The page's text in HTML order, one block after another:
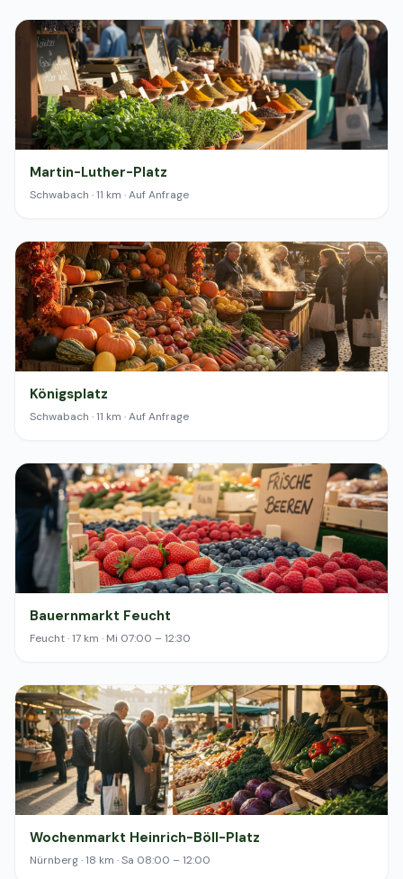
Martin-Luther-Platz
Schwabach · 11 km · Auf Anfrage
Königsplatz
Schwabach · 11 km · Auf Anfrage
Bauernmarkt Feucht
Feucht · 17 km · Mi 07:00 – 12:30
Wochenmarkt Heinrich-Böll-Platz
Nürnberg · 18 km · Sa 08:00 – 12:00